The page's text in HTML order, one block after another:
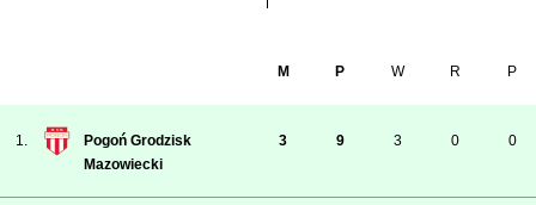
M P W R P
1.
Pogoń Grodzisk
Mazowiecki
3 9 3 0 0